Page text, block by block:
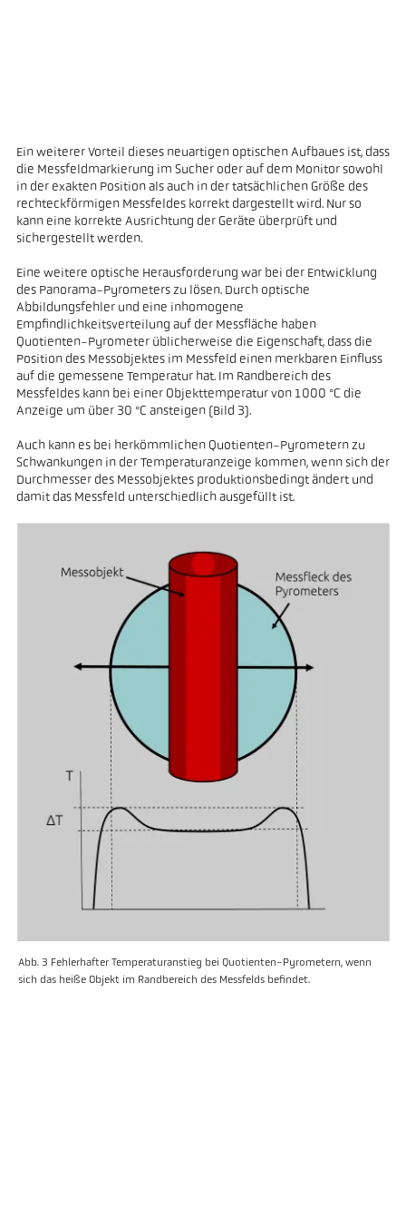
Ein weiterer Vorteil dieses neuartigen optischen Aufbaues ist, dass
die Messfeldmarkierung im Sucher oder auf dem Monitor sowohl
in der exakten Position als auch in der tatsächlichen Größe des
rechteckförmigen Messfeldes korrekt dargestellt wird. Nur so
kann eine korrekte Ausrichtung der Geräte überprüft und
sichergestellt werden.
Eine weitere optische Herausforderung war bei der Entwicklung
des Panorama-Pyrometers zu lösen. Durch optische
Abbildungsfehler und eine inhomogene
Empfindlichkeitsverteilung auf der Messfläche haben
Quotienten-Pyrometer üblicherweise die Eigenschaft, dass die
Position des Messobjektes im Messfeld einen merkbaren Einfluss
auf die gemessene Temperatur hat. Im Randbereich des
Messfeldes kann bei einer Objekttemperatur von 1000 °C die
Anzeige um über 30 °C ansteigen (Bild 3).
Auch kann es bei herkömmlichen Quotienten-Pyrometern zu
Schwankungen in der Temperaturanzeige kommen, wenn sich der
Durchmesser des Messobjektes produktionsbedingt ändert und
damit das Messfeld unterschiedlich ausgefüllt ist.
Abb. 3 Fehlerhafter Temperaturanstieg bei Quotienten-Pyrometern, wenn
sich das heiße Objekt im Randbereich des Messfelds befindet.